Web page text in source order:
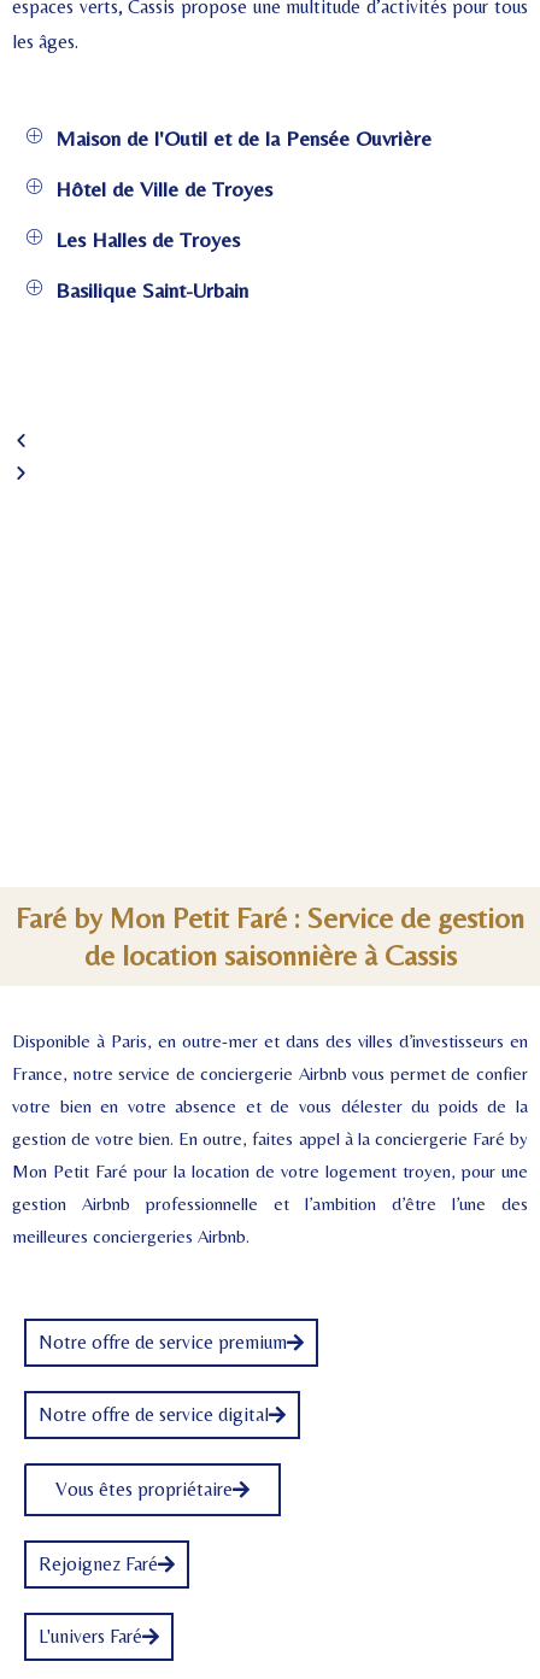
espaces verts, Cassis propose une multitude d’activités pour tous
les âges.
Maison de l'Outil et de la Pensée Ouvrière
Hôtel de Ville de Troyes
Les Halles de Troyes
Basilique Saint-Urbain
Faré by Mon Petit Faré : Service de gestion
de location saisonnière à Cassis
Disponible à Paris, en outre-mer et dans des villes d’investisseurs en
France, notre service de conciergerie Airbnb vous permet de confier
votre bien en votre absence et de vous délester du poids de la
gestion de votre bien. En outre, faites appel à la conciergerie Faré by
Mon Petit Faré pour la location de votre logement troyen, pour une
gestion Airbnb professionnelle et l’ambition d’être l’une des
meilleures conciergeries Airbnb.
Notre offre de service premium
Notre offre de service digital
Vous êtes propriétaire
Rejoignez Faré
L'univers Faré